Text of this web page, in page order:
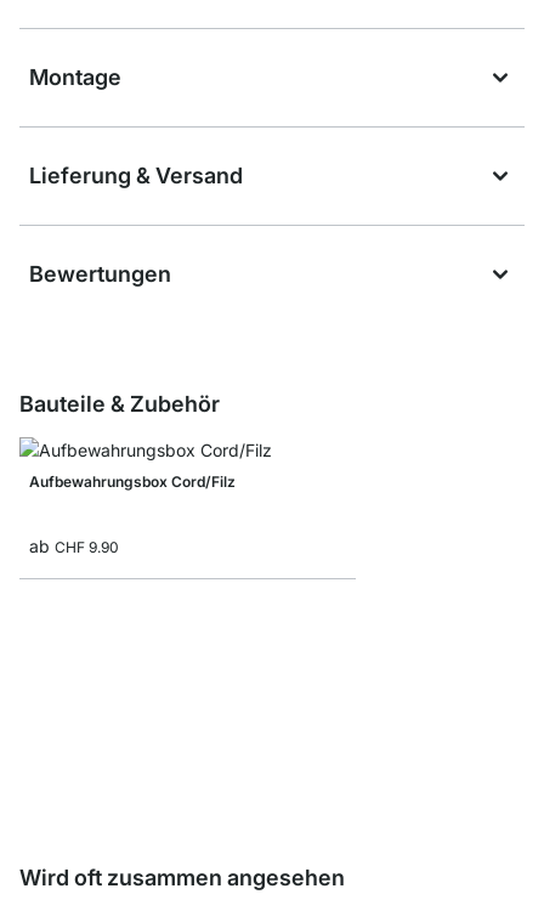
Montage
Lieferung & Versand
Bewertungen
Bauteile & Zubehör
Aufbewahrungsbox Cord/Filz
ab CHF 9.90
Wird oft zusammen angesehen